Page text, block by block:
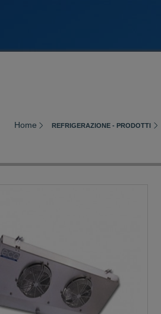
Home REFRIGERAZIONE - PRODOTTI